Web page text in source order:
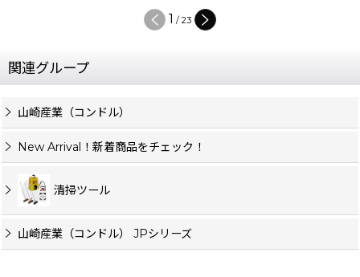
1 / 23
関連グループ
山崎産業（コンドル）
New Arrival！新着商品をチェック！
清掃ツール
山崎産業（コンドル） JPシリーズ